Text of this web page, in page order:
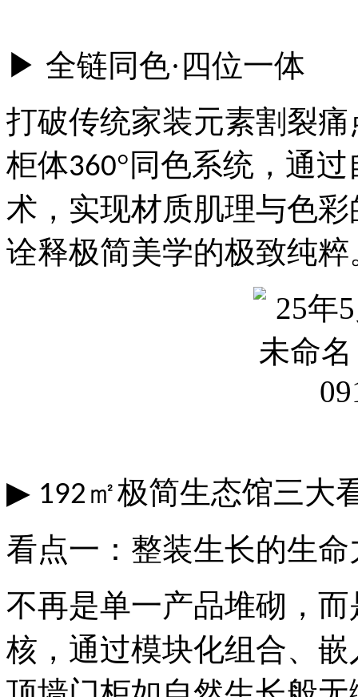
▶ 全链同色·四位一体
打破传统家装元素割裂
柜体360°同色系统，通
术，实现材质肌理与色
诠释极简美学的极致纯粹
▶ 192㎡极简生态馆三大
看点一：整装生长的生命
不再是单一产品堆砌，而
核，通过模块化组合、